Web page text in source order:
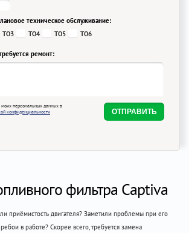
техническое обслуживание:
ТО3 ТО4 ТО5 ТО6
ремонт:
моих персональных данных в
конфиденциальности
фильтра Captiva
приёмистость двигателя? Заметили проблемы при его
в работе? Скорее всего, требуется замена